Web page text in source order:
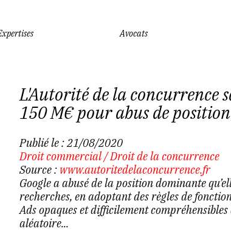
Avocats
L'Autorité de la concurrence
150 M€ pour abus de
Publié le :21/08/2020
Droit commercial/Droit de la concurrence
Source : www.autoritedelaconcurrence.fr
Google a abusé de la position dominante
recherches, en adoptant des règles de
Ads opaques et difficilement
aléatoire...